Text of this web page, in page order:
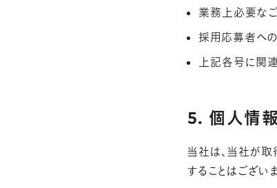
業務上必要な
採用応募者へ
上記各号に関
5. 個人情
当社は、当社が
することはござい